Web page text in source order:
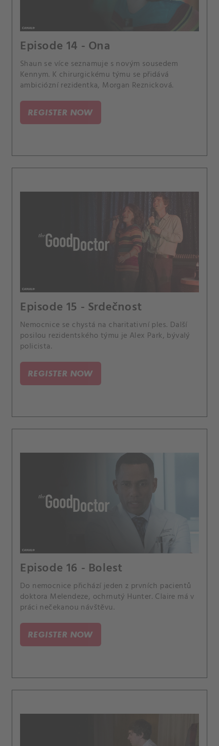
Episode 14 - Ona
Shaun se více seznamuje s novým sousedem
Kennym. K chirurgickému týmu se přidává
ambiciózní rezidentka, Morgan Reznicková.
REGISTER NOW
Episode 15 - Srdečnost
Nemocnice se chystá na charitativní ples. Další
posilou rezidentského týmu je Alex Park, bývalý
policista.
REGISTER NOW
Episode 16 - Bolest
Do nemocnice přichází jeden z prvních pacientů
doktora Melendeze, ochrnutý Hunter. Claire má v
práci nečekanou návštěvu.
REGISTER NOW